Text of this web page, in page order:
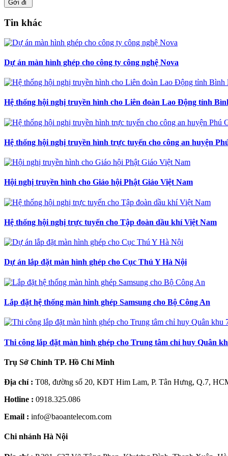
Gởi đi
Tin khác
Dự án màn hình ghép cho công ty công nghệ Nova
Hệ thống hội nghị truyền hình cho Liên đoàn Lao Động tỉnh
Hệ thống hội nghị truyền hình trực tuyến cho công an huyện
Hội nghị truyền hình cho Giáo hội Phật Giáo Việt Nam
Hệ thống hội nghị trực tuyến cho Tập đoàn dầu khí Việt Nam
Dự án lắp đặt màn hình ghép cho Cục Thú Y Hà Nội
Lắp đặt hệ thống màn hình ghép Samsung cho Bộ Công An
Thi công lắp đặt màn hình ghép cho Trung tâm chỉ huy Quân
Trụ Sở Chính TP. Hồ Chí Minh
Địa chỉ : T08, đường số 20, KĐT Him Lam, P. Tân Hưng, Q.7,
Hotline : 0918.325.086
Email : info@baoantelecom.com
Chi nhánh Hà Nội